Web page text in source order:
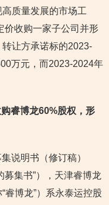
质量发展的市场工
价收购一家子公司并形
让方承诺标的2023-
万元，而2023-2024年
睿博龙60%股权，形
说明书（修订稿）
募集书”），天津睿博龙
睿博龙”）系永泰运控股